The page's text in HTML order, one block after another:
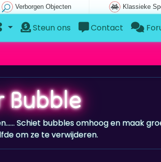
Verborgen Objecten Klassieke
Steun ons Contact
Bubble
Schiet bubbles omhoog en maak
om ze te verwijderen.